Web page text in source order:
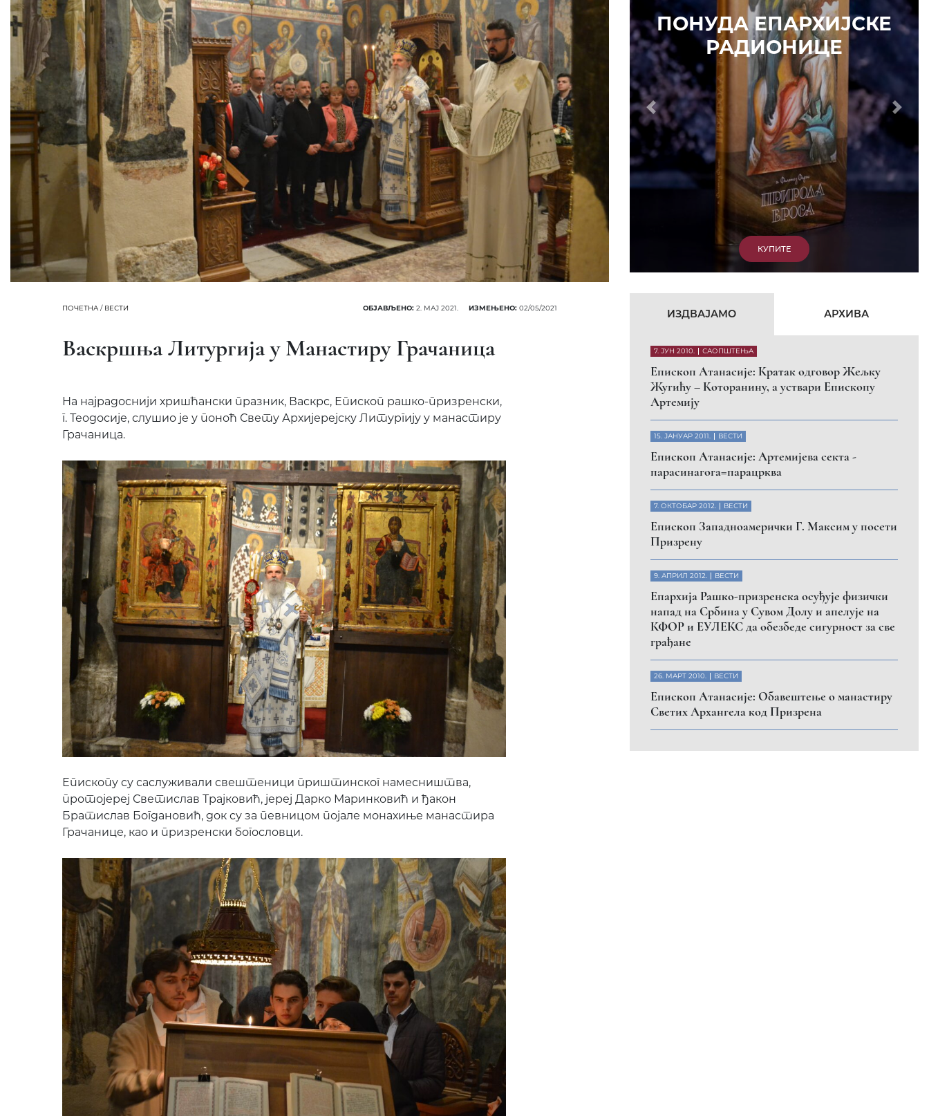
ПОЧЕТНА/ ВЕСТИ ОБЈАВЉЕНО: 2. МАЈ 2021. ИЗМЕЊЕНО: 02/05/2021
Васкршња Литургија у Манастиру Грачаница
На најрадоснији хришћански празник, Васкрс, Епископ рашко-призренски,
г. Теодосије, слушио је у поноћ Свету Архијерејску Литургију у манастиру
Грачаница.
Епископу су саслуживали свештеници приштинског намесништва,
протојереј Светислав Трајковић, јереј Дарко Маринковић и ђакон
Братислав Богдановић, док су за певницом појале монахиње манастира
Грачанице, као и призренски богословци.
КУПИТЕ
7. ЈУН 2010. САОПШТЕЊА
Eпископ Атанасије: Кратак одговор Жељку
Жугићу – Которанину, а уствари Епископу
Артемију
15. ЈАНУАР 2011. ВЕСТИ
Eпископ Атанасије: Артемијева секта -
парасинагога=парацрква
ВЕСТИ
Eпископ Западноамерички Г. Максим у посети
напад на Србина у Сувом Долу и апелује на
КФОР и ЕУЛЕКС да обезбеде сигурност за све
Eпископ Атанасије: Обавештење о манастиру
Светих Архангела код Призрена